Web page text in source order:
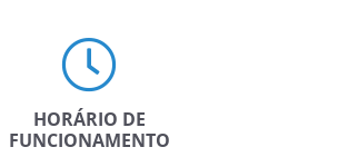
HORÁRIO DE
FUNCIONAMENTO